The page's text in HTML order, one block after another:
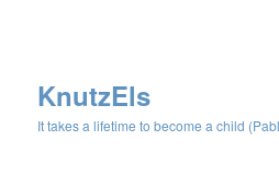
KnutzEls
It takes a lifetime to become a child